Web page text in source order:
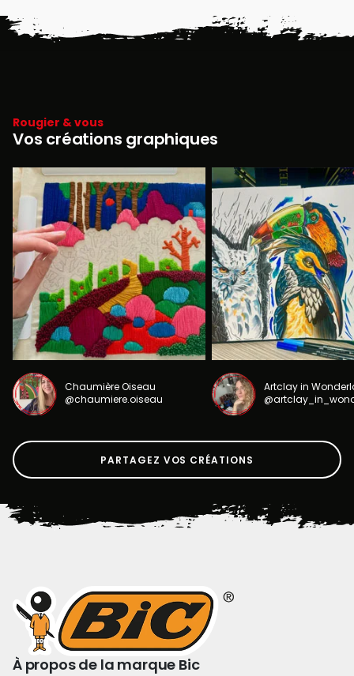
Rougier & vous
Vos créations graphiques
Chaumière Oiseau
@chaumiere.oiseau
Artclay in
PARTAGEZ VOS CRÉATIONS
À propos de la marque Bic